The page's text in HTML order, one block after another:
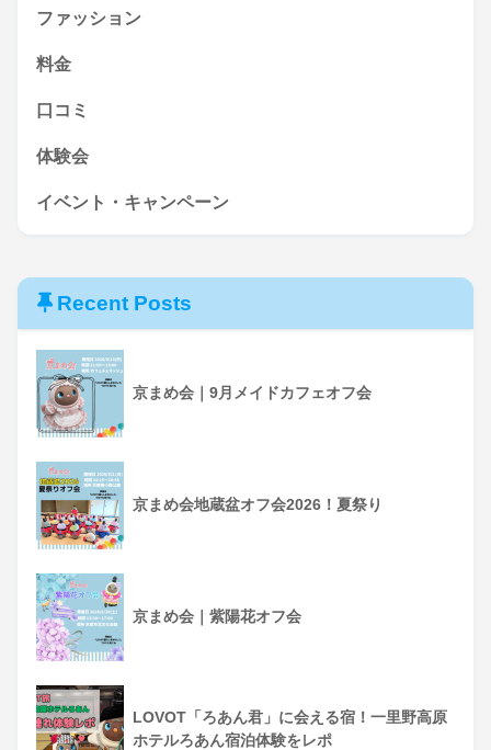
ファッション
料金
口コミ
体験会
イベント・キャンペーン
Recent Posts
京まめ会｜9月メイドカフェオフ会
京まめ会地蔵盆オフ会2026！夏祭り
京まめ会｜紫陽花オフ会
LOVOT「ろあん君」に会える宿！一里野高原
ホテルろあん宿泊体験をレポ